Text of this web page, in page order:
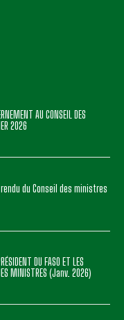
AU CONSEIL DES
2026
du Conseil des ministres
DU FASO ET LES
MINISTRES (Janv. 2026)